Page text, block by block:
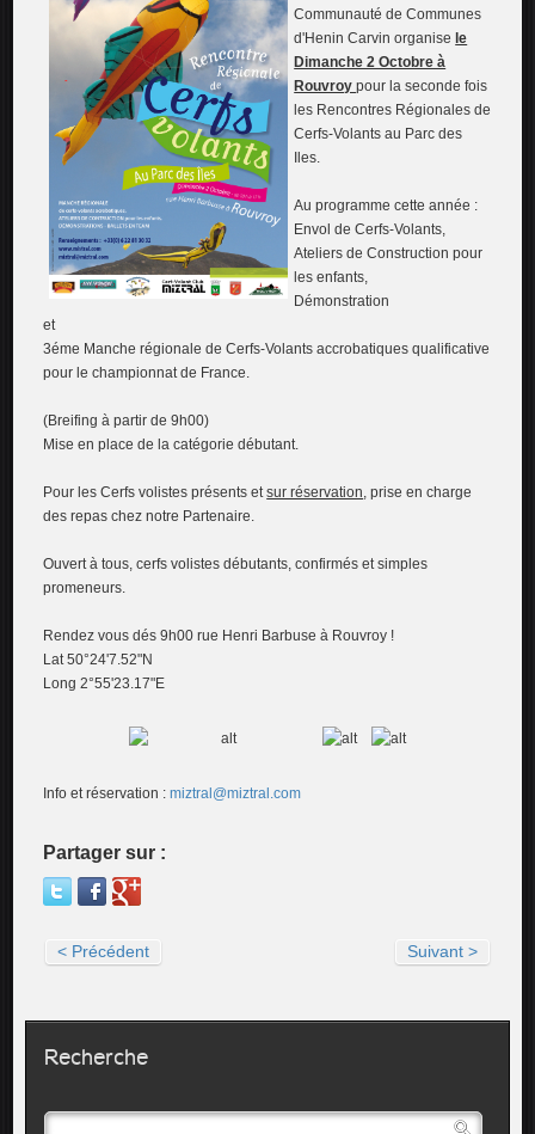
Communauté de Communes
d'Henin Carvin organise le
Dimanche 2 Octobre à
Rouvroypour la seconde fois
les Rencontres Régionales de
Cerfs-Volants au Parc des
Iles.
Au programme cette année :
Envol de Cerfs-Volants,
Ateliers de Construction pour
les enfants,
Démonstration
et
3éme Manche régionale de Cerfs-Volants accrobatiques qualificative
pour le championnat de France.
(Breifing à partir de 9h00)
Mise en place de la catégorie débutant.
Pour les Cerfs volistes présents etsur réservation, prise en charge
des repas chez notre Partenaire.
Ouvert à tous, cerfs volistes débutants, confirmés et simples
promeneurs.
Rendez vous dés 9h00 rue Henri Barbuse à Rouvroy !
Lat 50°24'7.52"N
Long 2°55'23.17"E
Info et réservation :miztral@miztral.com
Partager sur :
< Précédent Suivant >
Recherche